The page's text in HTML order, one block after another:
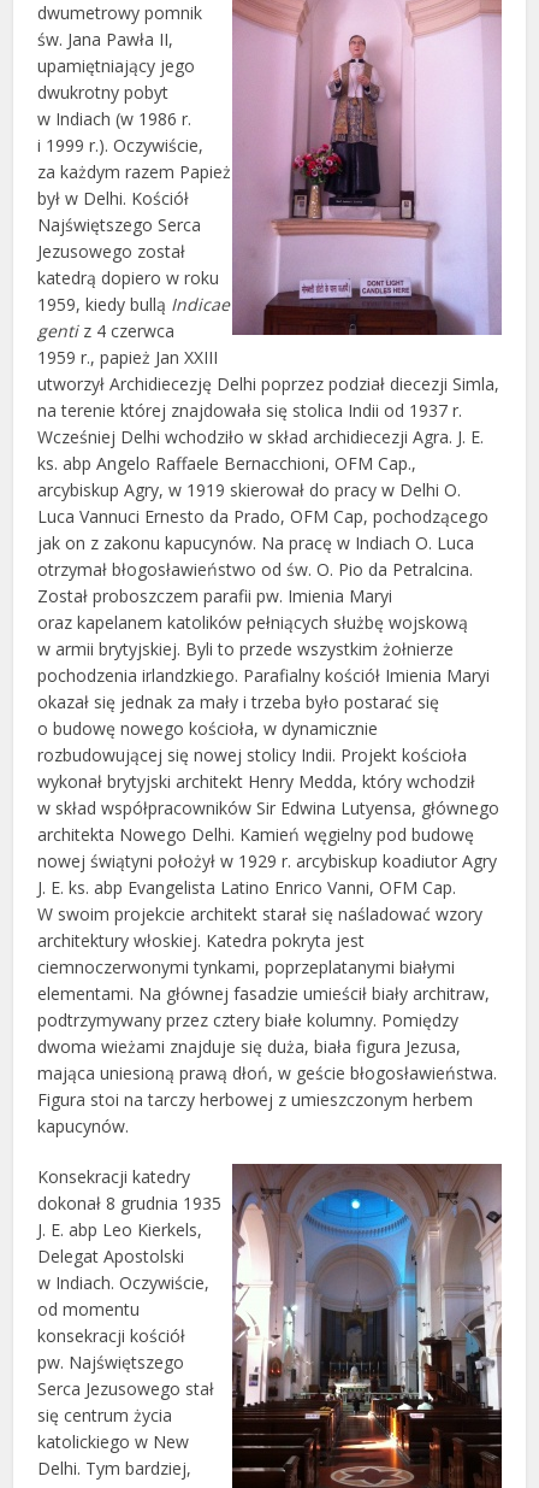
dwumetrowy pomnik
św. Jana Pawła II,
upamiętniający jego
dwukrotny pobyt
w Indiach (w 1986 r.
i 1999 r.). Oczywiście,
za każdym razem Papież
był w Delhi. Kościół
Najświętszego Serca
Jezusowego został
katedrą dopiero w roku
1959, kiedy bullą Indicae
gentiz 4 czerwca
1959 r., papież Jan XXIII
utworzył Archidiecezję Delhi poprzez podział diecezji Simla,
na terenie której znajdowała się stolica Indii od 1937 r.
Wcześniej Delhi wchodziło w skład archidiecezji Agra. J. E.
ks. abp Angelo Raffaele Bernacchioni, OFM Cap.,
arcybiskup Agry, w 1919 skierował do pracy w Delhi O.
Luca Vannuci Ernesto da Prado, OFM Cap, pochodzącego
jak on z zakonu kapucynów. Na pracę w Indiach O. Luca
otrzymał błogosławieństwo od św. O. Pio da Petralcina.
Został proboszczem parafii pw. Imienia Maryi
oraz kapelanem katolików pełniących służbę wojskową
w armii brytyjskiej. Byli to przede wszystkim żołnierze
pochodzenia irlandzkiego. Parafialny kościół Imienia Maryi
okazał się jednak za mały i trzeba było postarać się
o budowę nowego kościoła, w dynamicznie
rozbudowującej się nowej stolicy Indii. Projekt kościoła
wykonał brytyjski architekt Henry Medda, który wchodził
w skład współpracowników Sir Edwina Lutyensa, głównego
architekta Nowego Delhi. Kamień węgielny pod budowę
nowej świątyni położył w 1929 r. arcybiskup koadiutor Agry
J. E. ks. abp Evangelista Latino Enrico Vanni, OFM Cap.
W swoim projekcie architekt starał się naśladować wzory
architektury włoskiej. Katedra pokryta jest
ciemnoczerwonymi tynkami, poprzeplatanymi białymi
elementami. Na głównej fasadzie umieścił biały architraw,
podtrzymywany przez cztery białe kolumny. Pomiędzy
dwoma wieżami znajduje się duża, biała figura Jezusa,
mająca uniesioną prawą dłoń, w geście błogosławieństwa.
Figura stoi na tarczy herbowej z umieszczonym herbem
kapucynów.
Konsekracji katedry
dokonał 8 grudnia 1935
J. E. abp Leo Kierkels,
Delegat Apostolski
w Indiach. Oczywiście,
od momentu
konsekracji kościół
pw. Najświętszego
Serca Jezusowego stał
się centrum życia
katolickiego w New
Delhi. Tym bardziej,